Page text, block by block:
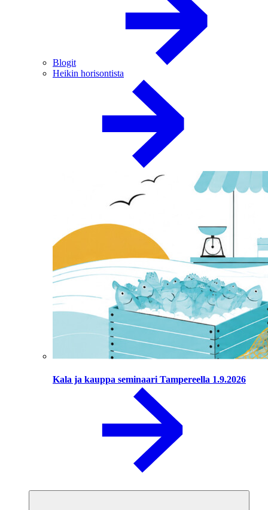
Blogit
Heikin horisontista
Kala ja kauppa seminaari Tampereella 1.9.2026